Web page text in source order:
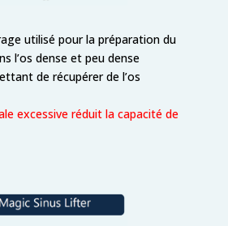
utilisé pour la préparation du
l’os dense et peu dense
de récupérer de l’os
excessive réduit la capacité de